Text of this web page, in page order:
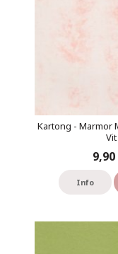
Kartong - Marmor
Vit
Info